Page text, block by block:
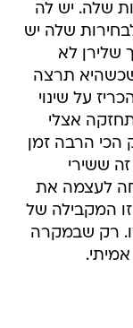
שלה. יש לה
שלה יש
שלירן לא
תרצה
על שינוי
אצלי
הכי הרבה זמן
ששירי
לעצמה את
המקבילה של
רק שבמקרה